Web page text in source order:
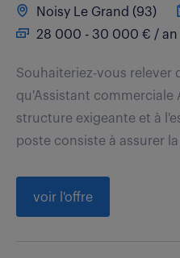
Noisy Le Grand (93)
28 000 - 30 000 € / an
Souhaiteriez-vous relever
qu'Assistant commerciale
structure exigeante et à
poste consiste à assurer
voir l'offre